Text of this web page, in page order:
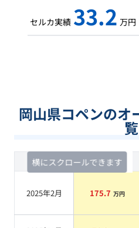
セルカ実績 33.2 万円
岡山県コペンのオ
覧
横にスクロールできます
査定時期 セルカ実績
2025年2月 175.7 万円